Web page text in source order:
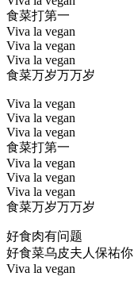
食菜打第一
Viva la vegan
Viva la vegan
Viva la vegan
食菜万岁万万岁
Viva la vegan
Viva la vegan
Viva la vegan
食菜打第一
Viva la vegan
Viva la vegan
Viva la vegan
食菜万岁万万岁
好食肉有问题
好食菜乌皮夫人保祐你
Viva la vegan